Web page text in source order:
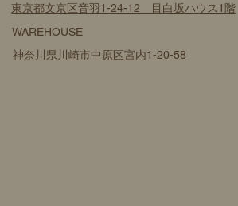
東京都文京区音羽1-24-12 目白坂ハウス1階
WAREHOUSE
神奈川県川崎市中原区宮内1-20-58